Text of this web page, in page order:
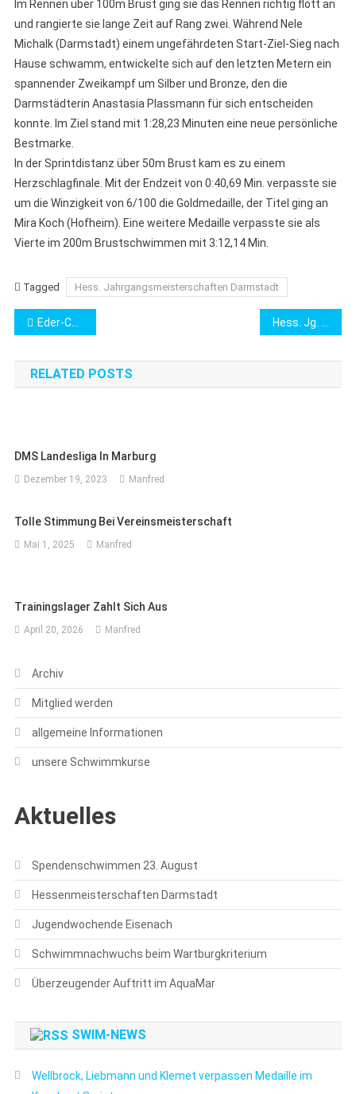
Im Rennen über 100m Brust ging sie das Rennen richtig flott an
und rangierte sie lange Zeit auf Rang zwei. Während Nele
Michalk (Darmstadt) einem ungefährdeten Start-Ziel-Sieg nach
Hause schwamm, entwickelte sich auf den letzten Metern ein
spannender Zweikampf um Silber und Bronze, den die
Darmstädterin Anastasia Plassmann für sich entscheiden
konnte. Im Ziel stand mit 1:28,23 Minuten eine neue persönliche
Bestmarke.
In der Sprintdistanz über 50m Brust kam es zu einem
Herzschlagfinale. Mit der Endzeit von 0:40,69 Min. verpasste sie
um die Winzigkeit von 6/100 die Goldmedaille, der Titel ging an
Mira Koch (Hofheim). Eine weitere Medaille verpasste sie als
Vierte im 200m Brustschwimmen mit 3:12,14 Min.
Tagged Hess. Jahrgangsmeisterschaften Darmstadt
Beitragsnavigation
Eder-Cup Frankenberg
RELATED POSTS
DMS Landesliga In Marburg
Dezember 19, 2023 Manfred
Tolle Stimmung Bei Vereinsmeisterschaft
Mai 1, 2025 Manfred
Trainingslager Zahlt Sich Aus
April 20, 2026 Manfred
Archiv
Mitglied werden
allgemeine Informationen
unsere Schwimmkurse
Aktuelles
Spendenschwimmen 23. August
Hessenmeisterschaften Darmstadt
Jugendwochende Eisenach
Schwimmnachwuchs beim Wartburgkriterium
Überzeugender Auftritt im AquaMar
SWIM-NEWS
Wellbrock, Liebmann und Klemet verpassen Medaille im